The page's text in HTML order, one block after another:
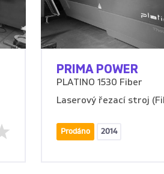
PRIMA POWER
PLATINO 1530 Fiber
Laserový řezací stroj
Prodáno 2014